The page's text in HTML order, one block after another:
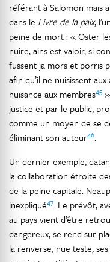
référant à Salomon mais
dans le Livre de la paix,
peine de mort : « Oster
nuire, ains est valoir, si
fussent ja mors et porris
afin qu’il ne nuisissent
nuisance aux membres45
justice et par le public,
comme un moyen de se
éliminant son auteur46.
Un dernier exemple,
la collaboration étroite
de la peine capitale.
inexpliqué47. Le prévôt,
au pays vient d’être
dangereux, se rend sur
la renverse, nue teste,